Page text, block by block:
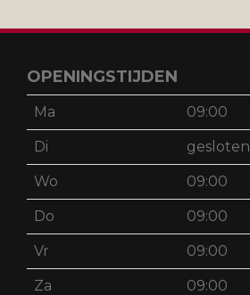
OPENINGSTIJDEN
Ma 09:00
Di gesloten
Wo 09:00
Do 09:00
Vr 09:00
Za 09:00